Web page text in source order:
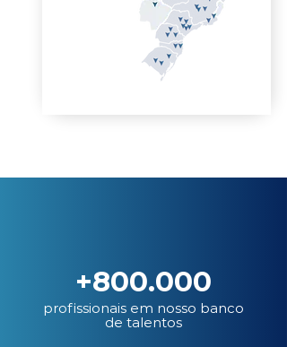
+800.000
profissionais em nosso banco
de talentos